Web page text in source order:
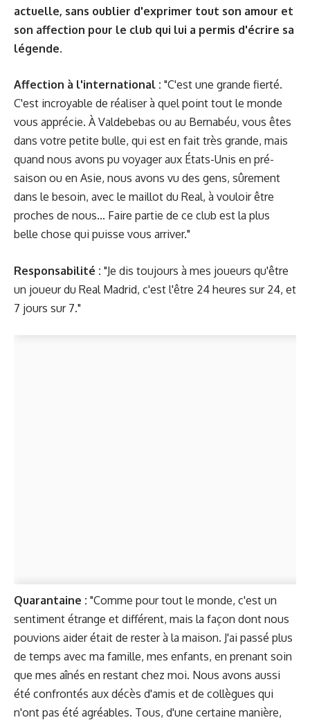
actuelle, sans oublier d'exprimer tout son amour et
son affection pour le club qui lui a permis d'écrire sa
légende.
Affection à l'international : "C'est une grande fierté.
C'est incroyable de réaliser à quel point tout le monde
vous apprécie. À Valdebebas ou au Bernabéu, vous êtes
dans votre petite bulle, qui est en fait très grande, mais
quand nous avons pu voyager aux États-Unis en pré-
saison ou en Asie, nous avons vu des gens, sûrement
dans le besoin, avec le maillot du Real, à vouloir être
proches de nous... Faire partie de ce club est la plus
belle chose qui puisse vous arriver."
Responsabilité : "Je dis toujours à mes joueurs qu'être
un joueur du Real Madrid, c'est l'être 24 heures sur 24, et
7 jours sur 7."
Quarantaine : "Comme pour tout le monde, c'est un
sentiment étrange et différent, mais la façon dont nous
pouvions aider était de rester à la maison. J'ai passé plus
de temps avec ma famille, mes enfants, en prenant soin
que mes aînés en restant chez moi. Nous avons aussi
été confrontés aux décès d'amis et de collègues qui
n'ont pas été agréables. Tous, d'une certaine manière,